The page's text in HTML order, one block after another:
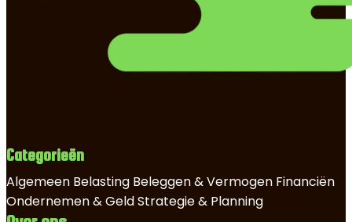
Categorieën
Algemeen Belasting Beleggen & Vermogen Financiën
Ondernemen & GeldStrategie & Planning